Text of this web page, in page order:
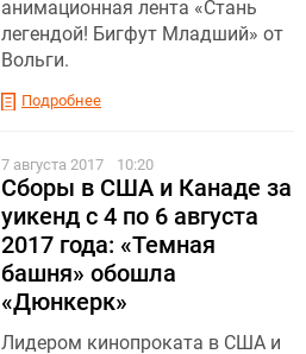
анимационная лента «Стань
легендой! Бигфут Младший» от
Вольги.
Подробнее
7 августа 2017 10:20
Сборы в США и Канаде за
уикенд с 4 по 6 августа
2017 года: «Темная
башня» обошла
«Дюнкерк»
Лидером кинопроката в США и